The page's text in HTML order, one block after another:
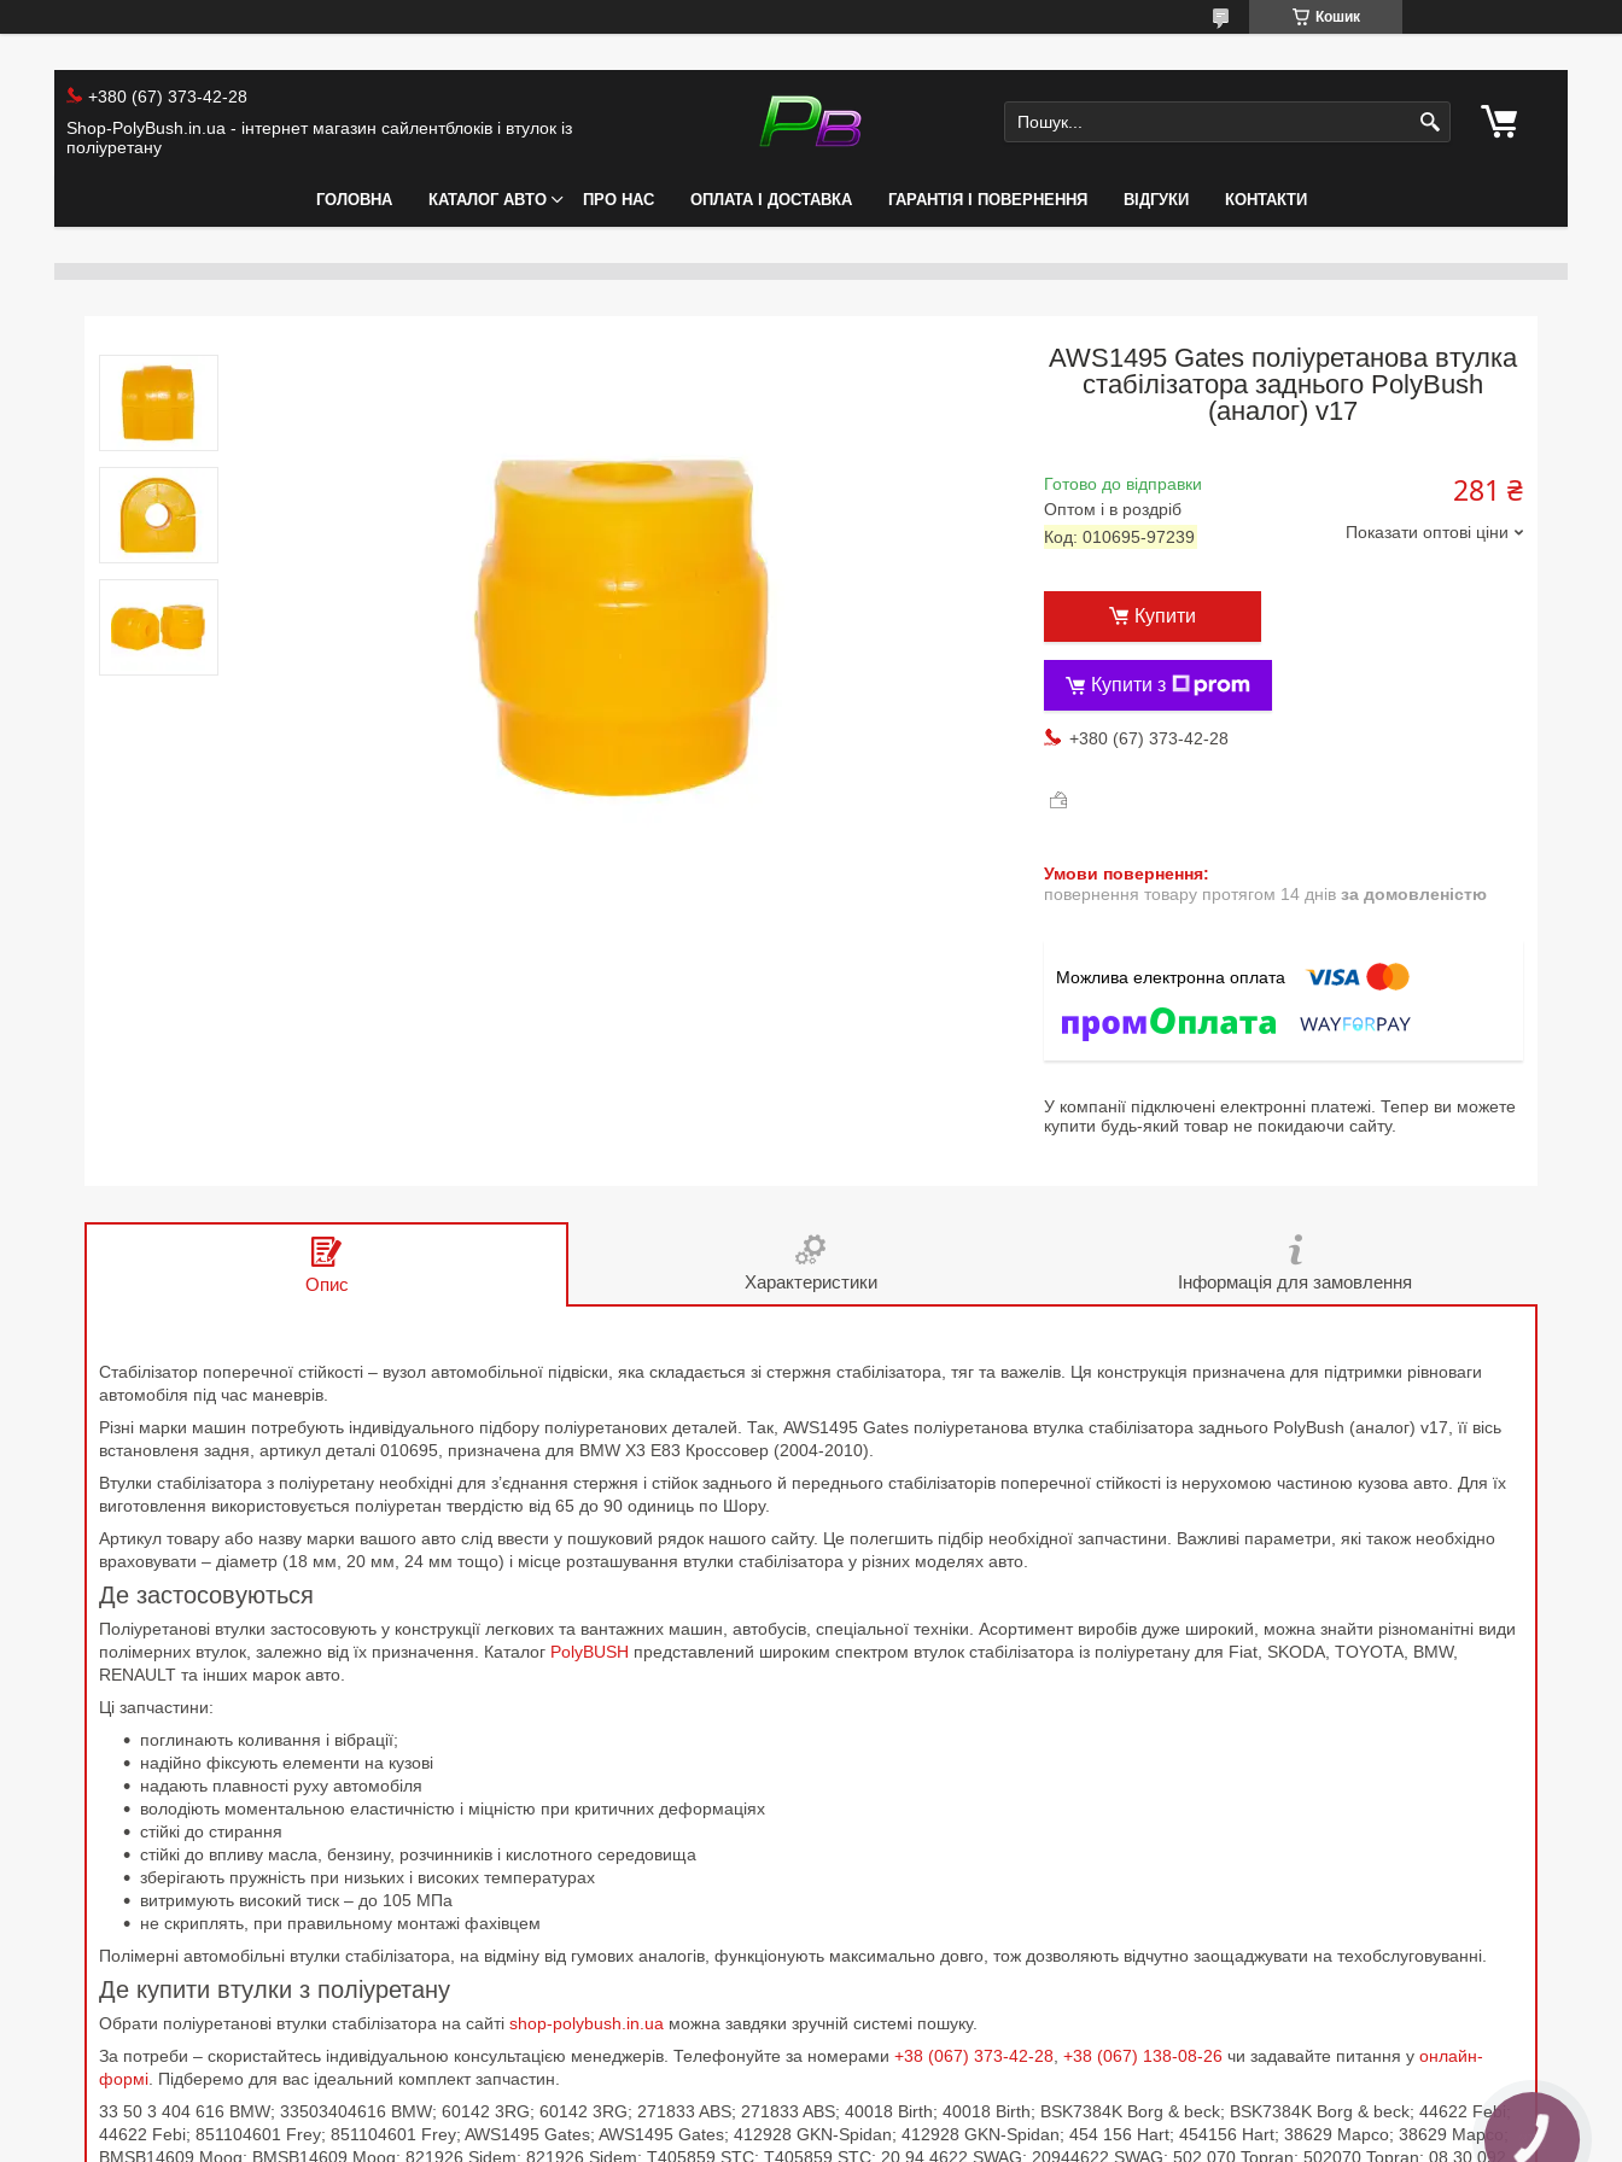
Кошик
+380 (67) 373-42-28
Shop-PolyBush.in.ua - інтернет магазин сайлентблоків і втулок із
поліуретану
ГОЛОВНА КАТАЛОГ АВТО ПРО НАС ОПЛАТА І ДОСТАВКА ГАРАНТІЯ І ПОВЕРНЕННЯ ВІДГУКИ КОНТАКТИ
AWS1495 Gates поліуретанова втулка
стабілізатора заднього PolyBush
(аналог) v17
Готово до відправки
Оптом і в роздріб
Код: 010695-97239
281 ₴
Показати оптові ціни
Купити
Купити з
+380 (67) 373-42-28
повернення товару протягом 14 днів за домовленістю
У компанії підключені електронні платежі. Тепер ви можете
купити будь-який товар не покидаючи сайту.
Опис Характеристики Інформація для замовлення
Стабілізатор поперечної стійкості – вузол автомобільної підвіски, яка складається зі стержня стабілізатора, тяг та важелів. Ця конструкція призначена для підтримки рівноваги
автомобіля під час маневрів.
Різні марки машин потребують індивідуального підбору поліуретанових деталей. Так, AWS1495 Gates поліуретанова втулка стабілізатора заднього PolyBush (аналог) v17, її вісь
встановленя задня, артикул деталі 010695, призначена для BMW X3 E83 Кроссовер (2004-2010).
Втулки стабілізатора з поліуретану необхідні для з’єднання стержня і стійок заднього й переднього стабілізаторів поперечної стійкості із нерухомою частиною кузова авто. Для їх
виготовлення використовується поліуретан твердістю від 65 до 90 одиниць по Шору.
Артикул товару або назву марки вашого авто слід ввести у пошуковий рядок нашого сайту. Це полегшить підбір необхідної запчастини. Важливі параметри, які також необхідно
враховувати – діаметр (18 мм, 20 мм, 24 мм тощо) і місце розташування втулки стабілізатора у різних моделях авто.
Де застосовуються
Поліуретанові втулки застосовують у конструкції легкових та вантажних машин, автобусів, спеціальної техніки. Асортимент виробів дуже широкий, можна знайти різноманітні види
полімерних втулок, залежно від їх призначення. Каталог PolyBUSH представлений широким спектром втулок стабілізатора із поліуретану для Fiat, SKODA, TOYOTA, BMW,
RENAULT та інших марок авто.
Ці запчастини:
поглинають коливання і вібрації;
надійно фіксують елементи на кузові
надають плавності руху автомобіля
володіють моментальною еластичністю і міцністю при критичних деформаціях
стійкі до стирання
стійкі до впливу масла, бензину, розчинників і кислотного середовища
зберігають пружність при низьких і високих температурах
витримують високий тиск – до 105 МПа
не скриплять, при правильному монтажі фахівцем
Полімерні автомобільні втулки стабілізатора, на відміну від гумових аналогів, функціонують максимально довго, тож дозволяють відчутно заощаджувати на техобслуговуванні.
Де купити втулки з поліуретану
Обрати поліуретанові втулки стабілізатора на сайті shop-polybush.in.ua можна завдяки зручній системі пошуку.
За потреби – скористайтесь індивідуальною консультацією менеджерів. Телефонуйте за номерами +38 (067) 373-42-28, +38 (067) 138-08-26 чи задавайте питання у онлайн-
формі. Підберемо для вас ідеальний комплект запчастин.
33 50 3 404 616 BMW; 33503404616 BMW; 60142 3RG; 60142 3RG; 271833 ABS; 271833 ABS; 40018 Birth; 40018 Birth; BSK7384K Borg & beck; BSK7384K Borg & beck; 44622 Febi;
44622 Febi; 851104601 Frey; 851104601 Frey; AWS1495 Gates; AWS1495 Gates; 412928 GKN-Spidan; 412928 GKN-Spidan; 454 156 Hart; 454156 Hart; 38629 Mapco; 38629 Mapco;
BMSB14609 Moog; BMSB14609 Moog; 821926 Sidem; 821926 Sidem; T405859 STC; T405859 STC; 20 94 4622 SWAG; 20944622 SWAG; 502 070 Topran; 502070 Topran; 08.30.092